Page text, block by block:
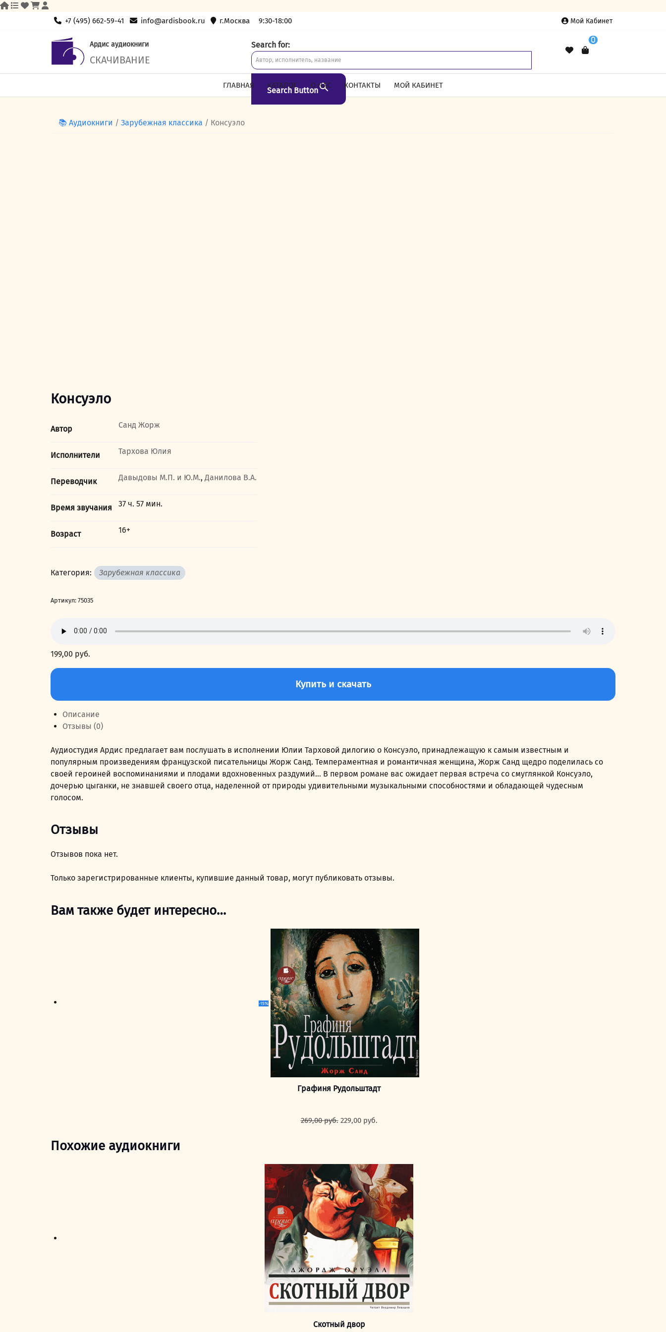
+7 (495) 662-59-41 info@ardisbook.ru г.Москва 9:30-18:00 Мой Кабинет
Ардис аудиокниги
СКАЧИВАНИЕ
Search for:
Search Button
0
ГЛАВНАЯ КАТАЛОГ О НАС КОНТАКТЫ МОЙ КАБИНЕТ
📚 Аудиокниги / Зарубежная классика / Консуэло
Консуэло
Автор Санд Жорж
Исполнители Тархова Юлия
Переводчик Давыдовы М.П. и Ю.М.,Данилова В.А.
Время звучания 37 ч. 57 мин.
Возраст 16+
Категория: Зарубежная классика
Артикул: 75035
199,00 руб.
Количество
Консуэло
Купить и скачать
Описание
Отзывы (0)
Аудиостудия Ардис предлагает вам послушать в исполнении Юлии Тарховой дилогию о Консуэло, принадлежащую к самым известным и
популярным произведениям французской писательницы Жорж Санд. Темпераментная и романтичная женщина, Жорж Санд щедро поделилась со
своей героиней воспоминаниями и плодами вдохновенных раздумий… В первом романе вас ожидает первая встреча со смуглянкой Консуэло,
дочерью цыганки, не знавшей своего отца, наделенной от природы удивительными музыкальными способностями и обладающей чудесным
голосом.
Отзывы
Отзывов пока нет.
Только зарегистрированные клиенты, купившие данный товар, могут публиковать отзывы.
Вам также будет интересно…
-15%
Графиня Рудольштадт
269,00руб. Первоначальная
229,00 руб.
Похожие аудиокниги
Скотный двор